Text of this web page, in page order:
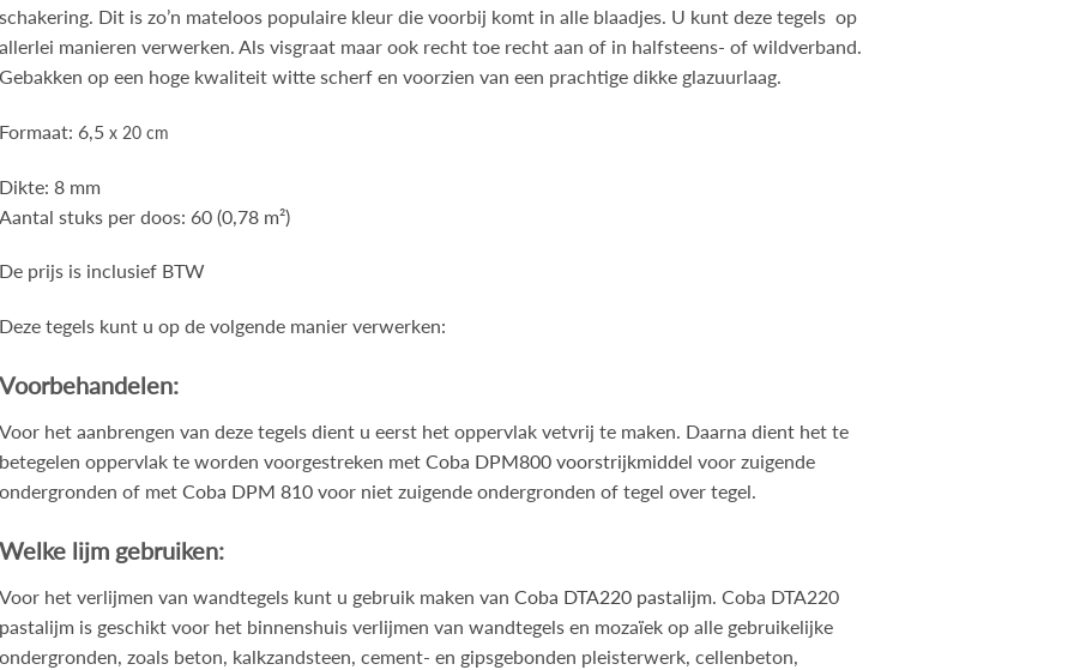
schakering. Dit is zo’n mateloos populaire kleur die voorbij komt in alle blaadjes. U kunt deze tegels op
allerlei manieren verwerken. Als visgraat maar ook recht toe recht aan of in halfsteens- of wildverband.
Gebakken op een hoge kwaliteit witte scherf en voorzien van een prachtige dikke glazuurlaag.
Formaat: 6,5 x 20 cm
Dikte: 8 mm
Aantal stuks per doos: 60 (0,78 m²)
De prijs is inclusief BTW
Deze tegels kunt u op de volgende manier verwerken:
Voorbehandelen:
Voor het aanbrengen van deze tegels dient u eerst het oppervlak vetvrij te maken. Daarna dient het te
betegelen oppervlak te worden voorgestreken metCoba DPM800 voorstrijkmiddel voor zuigende
ondergronden of metCoba DPM 810 voor niet zuigende ondergronden of tegel over tegel.
Welke lijm gebruiken:
Voor het verlijmen van wandtegels kunt u gebruik maken vanCoba DTA220 pastalijm. Coba DTA220
pastalijm is geschikt voor het binnenshuis verlijmen van wandtegels en mozaïek op alle gebruikelijke
ondergronden, zoals beton, kalkzandsteen, cement- en gipsgebonden pleisterwerk, cellenbeton,